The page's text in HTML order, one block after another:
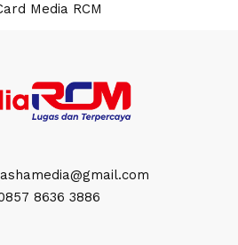
Media RCM
8636 3886